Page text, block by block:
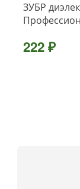
ЗУБР
222 ₽